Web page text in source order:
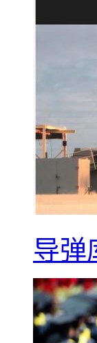
导弹